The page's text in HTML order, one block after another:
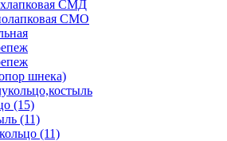
СМД
СМО
шнека)
(15)
(11)
(11)